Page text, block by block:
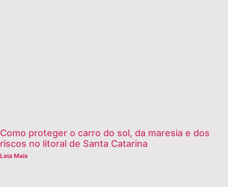
Como proteger o carro do sol, da maresia e dos
riscos no litoral de Santa Catarina
Leia Mais